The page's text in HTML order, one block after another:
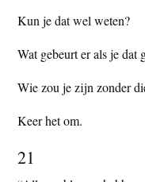
Kun je dat wel weten?
Wat gebeurt er als je dat
Wie zou je zijn zonder
Keer het om.
21